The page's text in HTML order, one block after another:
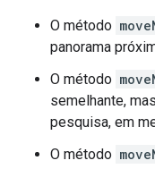
O método
panorama
O método
semelhante,
pesquisa, em
O método